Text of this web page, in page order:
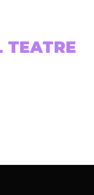
TEATRE